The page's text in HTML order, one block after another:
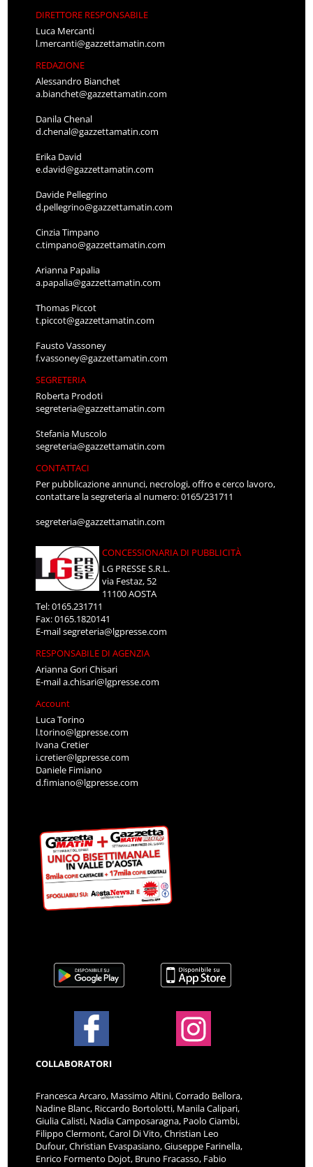
DIRETTORE RESPONSABILE
Luca Mercanti
l.mercanti@gazzettamatin.com
REDAZIONE
Alessandro Bianchet
a.bianchet@gazzettamatin.com
Danila Chenal
d.chenal@gazzettamatin.com
Erika David
e.david@gazzettamatin.com
Davide Pellegrino
d.pellegrino@gazzettamatin.com
Cinzia Timpano
c.timpano@gazzettamatin.com
Arianna Papalia
a.papalia@gazzettamatin.com
Thomas Piccot
t.piccot@gazzettamatin.com
Fausto Vassoney
f.vassoney@gazzettamatin.com
SEGRETERIA
Roberta Prodoti
segreteria@gazzettamatin.com
Stefania Muscolo
segreteria@gazzettamatin.com
CONTATTACI
Per pubblicazione annunci, necrologi, offro e cerco lavoro,
contattare la segreteria al numero: 0165/231711
segreteria@gazzettamatin.com
CONCESSIONARIA DI PUBBLICITÀ
LG PRESSE S.R.L.
via Festaz, 52
11100 AOSTA
Tel: 0165.231711
Fax: 0165.1820141
E-mailsegreteria@lgpresse.com
RESPONSABILE DI AGENZIA
Arianna Gori Chisari
E-maila.chisari@lgpresse.com
Account
Luca Torino
l.torino@lgpresse.com
Ivana Cretier
i.cretier@lgpresse.com
Daniele Fimiano
d.fimiano@lgpresse.com
COLLABORATORI
Francesca Arcaro, Massimo Altini, Corrado Bellora,
Nadine Blanc, Riccardo Bortolotti, Manila Calipari,
Giulia Calisti, Nadia Camposaragna, Paolo Ciambi,
Filippo Clermont, Carol Di Vito, Christian Leo
Dufour, Christian Evaspasiano, Giuseppe Farinella,
Enrico Formento Dojot, Bruno Fracasso, Fabio